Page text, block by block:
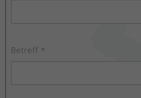
Betreff *